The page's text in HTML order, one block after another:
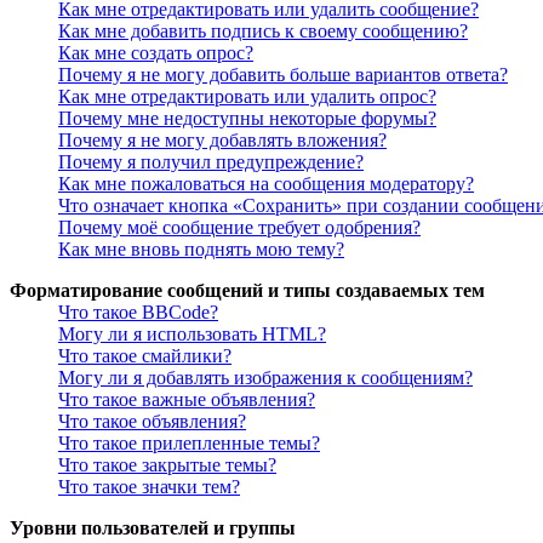
Как мне отредактировать или удалить сообщение?
Как мне добавить подпись к своему сообщению?
Как мне создать опрос?
Почему я не могу добавить больше вариантов ответа?
Как мне отредактировать или удалить опрос?
Почему мне недоступны некоторые форумы?
Почему я не могу добавлять вложения?
Почему я получил предупреждение?
Как мне пожаловаться на сообщения модератору?
Что означает кнопка «Сохранить» при создании
Почему моё сообщение требует одобрения?
Как мне вновь поднять мою тему?
Форматирование сообщений и типы создаваемых тем
Что такое BBCode?
Могу ли я использовать HTML?
Что такое смайлики?
Могу ли я добавлять изображения к сообщениям?
Что такое важные объявления?
Что такое объявления?
Что такое прилепленные темы?
Что такое закрытые темы?
Что такое значки тем?
Уровни пользователей и группы